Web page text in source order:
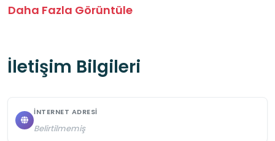
3. Yiyecek-içecek kabul edilmez.
6. Eserlere dokunulması yasaktır.
Daha Fazla Görüntüle
İletişim Bilgileri
İNTERNET ADRESI
Belirtilmemiş